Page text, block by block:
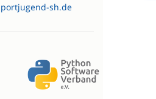
sh.de